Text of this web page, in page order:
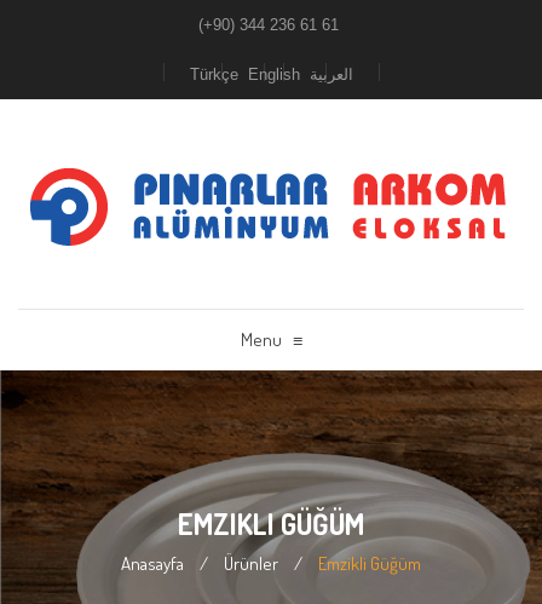
(+90) 344 236 61 61
Türkçe English العربية
Menu ≡
EMZIKLI GÜĞÜM
Anasayfa / Ürünler / Emzikli Güğüm